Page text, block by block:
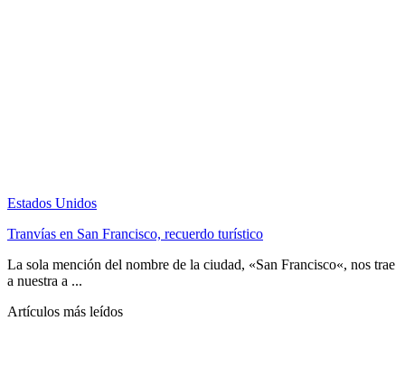
Estados Unidos
Tranvías en San Francisco, recuerdo turístico
La sola mención del nombre de la ciudad, «San Francisco«, nos trae
a nuestra a ...
Artículos más leídos